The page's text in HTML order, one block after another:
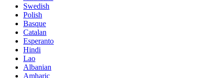
Swedish
Polish
Basque
Catalan
Esperanto
Hindi
Lao
Albanian
Amharic